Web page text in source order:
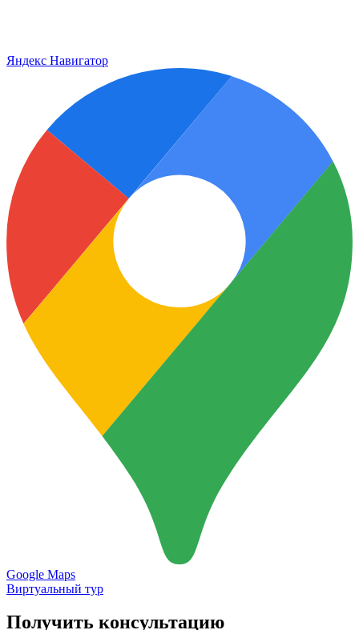
Яндекс Навигатор
Google Maps
Виртуальный тур
Получить консультацию